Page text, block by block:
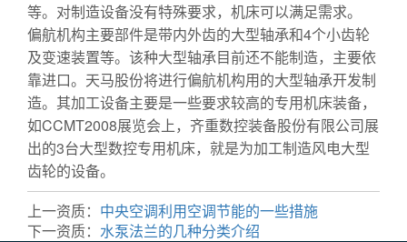
等。对制造设备没有特殊要求，机床可以满足需求。
偏航机构主要部件是带内外齿的大型轴承和4个小齿轮
及变速装置等。该种大型轴承目前还不能制造，主要依
靠进口。天马股份将进行偏航机构用的大型轴承开发制
造。其加工设备主要是一些要求较高的专用机床装备，
如CCMT2008展览会上，齐重数控装备股份有限公司展
出的3台大型数控专用机床，就是为加工制造风电大型
齿轮的设备。
上一资质： 中央空调利用空调节能的一些措施
下一资质： 水泵法兰的几种分类介绍